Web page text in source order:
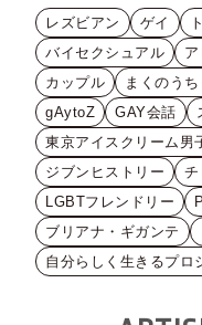
レズビアン ゲイ
バイセクシュアル
カップル
まくのう
gAytoZ
GAY会話
東京アイスクリーム男
ジブンヒストリー
チ
LGBTフレンドリー
ブリアナ・ギガンテ
自分らしく生きるプロ